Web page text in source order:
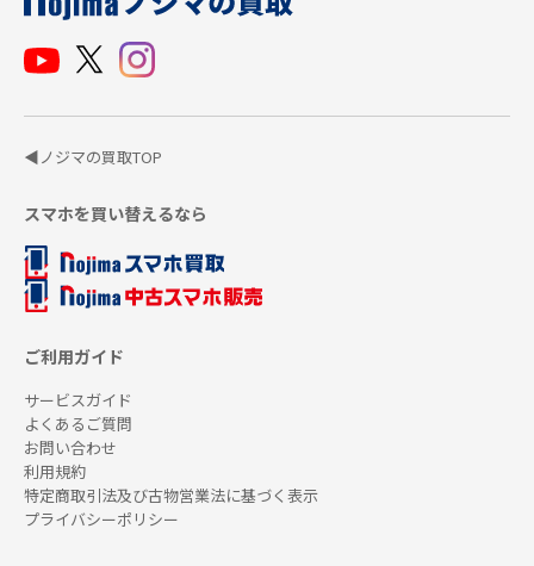
◀ノジマの買取TOP
スマホを買い替えるなら
ご利用ガイド
サービスガイド
よくあるご質問
お問い合わせ
利用規約
特定商取引法及び古物営業法に基づく表示
プライバシーポリシー